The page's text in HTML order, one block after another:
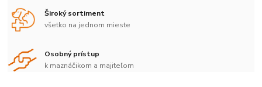
Široký sortiment
všetko na jednom mieste
Osobný prístup
k maznáčikom a majiteľom